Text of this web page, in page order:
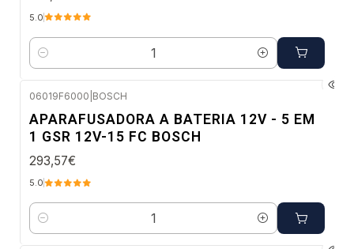
5.0
Quantidade
06019F6000 BOSCH
APARAFUSADORA A BATERIA 12V - 5 EM
1 GSR 12V-15 FC BOSCH
293,57€
5.0
Quantidade